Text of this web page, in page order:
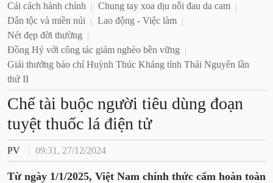
Cải cách hành chính
Chung tay xoa dịu nỗi đau da cam
Dân tộc và miền núi
Lao động - Việc làm
Nét đẹp đời thường
Đồng Hỷ với công tác giảm nghèo bền vững
Giải thưởng báo chí Huỳnh Thúc Kháng tỉnh Thái Nguyên lần
thứ II
Chế tài buộc người tiêu dùng đoạn
tuyệt thuốc lá điện tử
PV 09:31, 27/12/2024
Từ ngày 1/1/2025, Việt Nam chính thức cấm hoàn toàn